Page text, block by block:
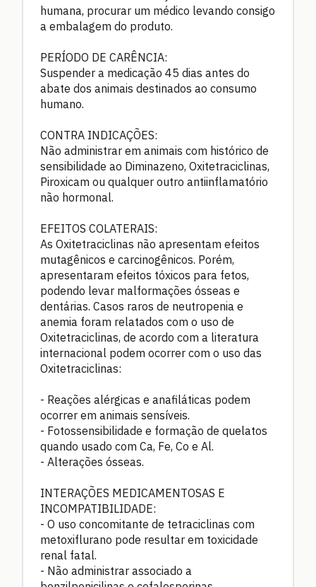
humana, procurar um médico levando consigo
a embalagem do produto.
PERÍODO DE CARÊNCIA:
Suspender a medicação 45 dias antes do
abate dos animais destinados ao consumo
humano.
CONTRA INDICAÇÕES:
Não administrar em animais com histórico de
sensibilidade ao Diminazeno, Oxitetraciclinas,
Piroxicam ou qualquer outro antiinflamatório
não hormonal.
EFEITOS COLATERAIS:
As Oxitetraciclinas não apresentam efeitos
mutagênicos e carcinogênicos. Porém,
apresentaram efeitos tóxicos para fetos,
podendo levar malformações ósseas e
dentárias. Casos raros de neutropenia e
anemia foram relatados com o uso de
Oxitetraciclinas, de acordo com a literatura
internacional podem ocorrer com o uso das
Oxitetraciclinas:
- Reações alérgicas e anafiláticas podem
ocorrer em animais sensíveis.
- Fotossensibilidade e formação de quelatos
quando usado com Ca, Fe, Co e Al.
- Alterações ósseas.
INTERAÇÕES MEDICAMENTOSAS E
INCOMPATIBILIDADE:
- O uso concomitante de tetraciclinas com
metoxiflurano pode resultar em toxicidade
renal fatal.
- Não administrar associado a